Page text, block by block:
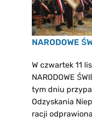
NARODOWE
W czwartek 11
NARODOWE
tym dniu
Odzyskania
racji